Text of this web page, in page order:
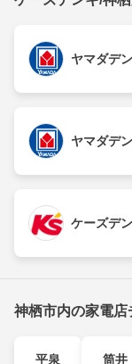
ヤマダデ
ヤマダデ
ケーズデ
神栖市内の家電店
平泉 筒井